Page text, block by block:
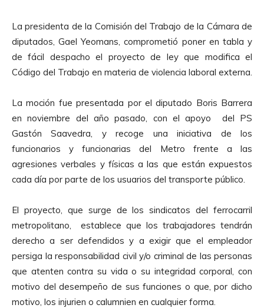
La presidenta de la Comisión del Trabajo de la Cámara de
diputados, Gael Yeomans, comprometió poner en tabla y
de fácil despacho el proyecto de ley que modifica el
Código del Trabajo en materia de violencia laboral externa.
La moción fue presentada por el diputado Boris Barrera
en noviembre del año pasado, con el apoyo del PS
Gastón Saavedra, y recoge una iniciativa de los
funcionarios y funcionarias del Metro frente a las
agresiones verbales y físicas a las que están expuestos
cada día por parte de los usuarios del transporte público.
El proyecto, que surge de los sindicatos del ferrocarril
metropolitano, establece que los trabajadores tendrán
derecho a ser defendidos y a exigir que el empleador
persiga la responsabilidad civil y/o criminal de las personas
que atenten contra su vida o su integridad corporal, con
motivo del desempeño de sus funciones o que, por dicho
motivo, los injurien o calumnien en cualquier forma.